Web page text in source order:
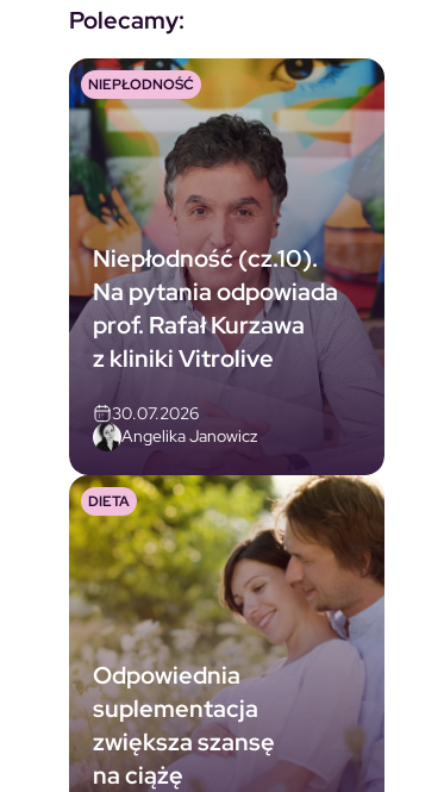
Polecamy:
Niepłodność (cz.10).
Na pytania odpowiada
prof. Rafał Kurzawa
z kliniki Vitrolive
30.07.2026
Angelika Janowicz
NIEPŁODNOŚĆ
Odpowiednia
suplementacja
zwiększa szansę
na ciążę
DIETA